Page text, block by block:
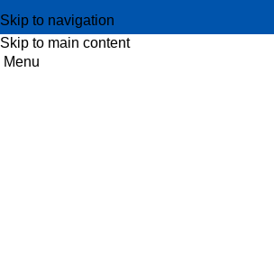
Skip to navigation
Skip to main content
Menu